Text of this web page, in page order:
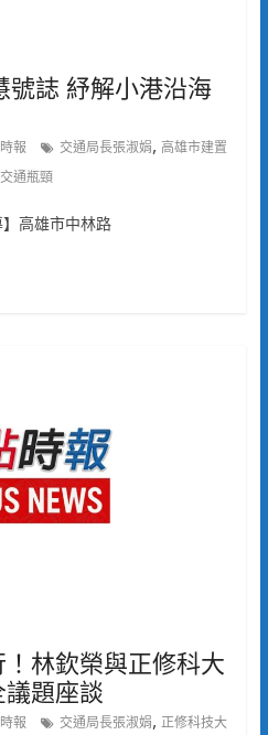
號誌 紓解小港沿海
報 交通局長張淑娟, 高雄市建置
通瓶頸
】高雄市中林路
林欽榮與正修科大
題座談
報 交通局長張淑娟, 正修科技大